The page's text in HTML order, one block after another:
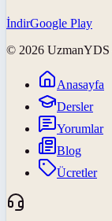
İndirGoogle Play
© 2026 UzmanYDS
Anasayfa
Dersler
Yorumlar
Blog
Ücretler